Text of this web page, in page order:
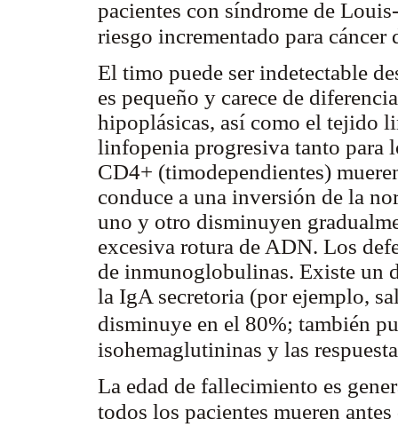
pacientes con síndrome de
riesgo incrementado para cáncer
El timo puede ser indetectable
es pequeño y carece de
hipoplásicas, así como el tejido
linfopenia progresiva tanto
CD4+ (timodependientes)
conduce a una inversión de la
uno y otro disminuyen
excesiva rotura de ADN. Los
de inmunoglobulinas. Existe un
la IgA secretoria (por ejemplo,
disminuye en el 80%; también
isohemaglutininas y las
La edad de fallecimiento es
todos los pacientes mueren